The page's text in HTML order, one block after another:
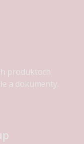
produktoch
a dokumenty.